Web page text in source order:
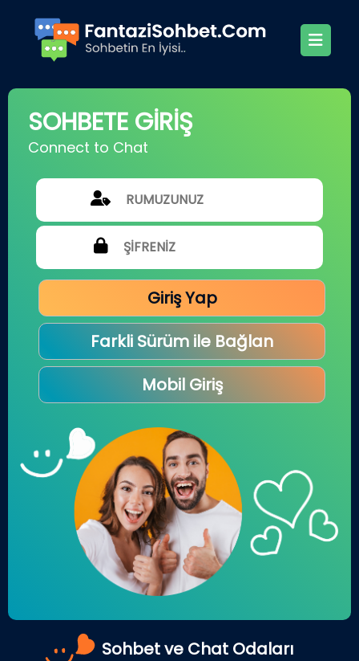
SOHBETE GİRİŞ
Connect to Chat
Giriş Yap
Farkli Sürüm ile Bağlan
Mobil Giriş
Sohbet ve Chat Odaları